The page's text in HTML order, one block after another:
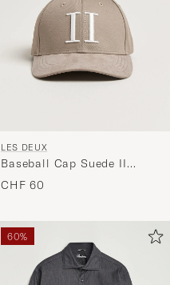
LES DEUX
Baseball Cap Suede II
Desert Taupe Beige
CHF 60
60%